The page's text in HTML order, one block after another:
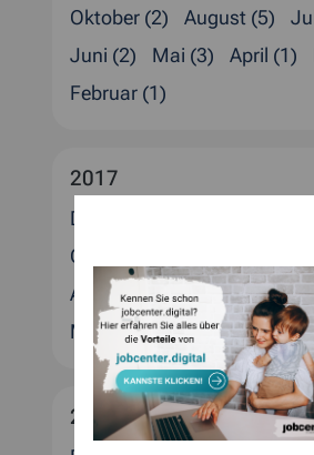
Oktober (2) August (5)
Juni (2)
Mai (3) April (1)
Februar (1)
2017
Dezember (4)
Oktober (2)
August (1)
Juli (4) Juni
März (1)
Februar (2)
2016